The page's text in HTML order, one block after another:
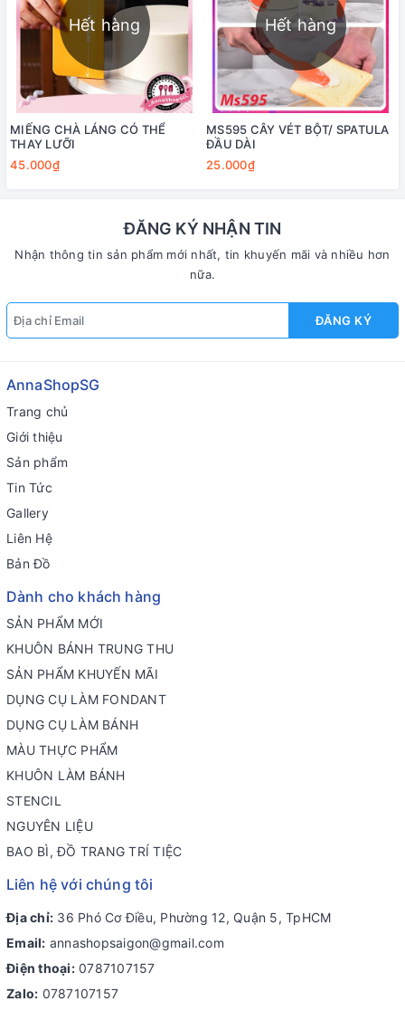
Hết hàng
MIẾNG CHÀ LÁNG CÓ THỂ
THAY LƯỠI
45.000₫
Hết hàng
MS595 CÂY VÉT BỘT/ SPATULA
ĐẦU DÀI
25.000₫
ĐĂNG KÝ NHẬN TIN
Nhận thông tin sản phẩm mới nhất, tin khuyến mãi và nhiều hơn
nữa.
ĐĂNG KÝ
AnnaShopSG
Trang chủ
Giới thiệu
Sản phẩm
Tin Tức
Gallery
Liên Hệ
Bản Đồ
Dành cho khách hàng
SẢN PHẨM MỚI
KHUÔN BÁNH TRUNG THU
SẢN PHẨM KHUYẾN MÃI
DỤNG CỤ LÀM FONDANT
DỤNG CỤ LÀM BÁNH
MÀU THỰC PHẨM
KHUÔN LÀM BÁNH
STENCIL
NGUYÊN LIỆU
BAO BÌ, ĐỒ TRANG TRÍ TIỆC
Liên hệ với chúng tôi
Địa chỉ: 36 Phó Cơ Điều, Phường 12, Quận 5, TpHCM
Email: annashopsaigon@gmail.com
Điện thoại: 0787107157
Zalo: 0787107157